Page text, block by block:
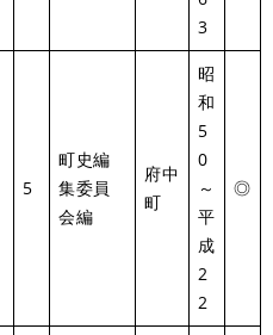
3
5
町史編
集委員
会編
府中
町
昭
和
5
0
～
平
成
2
2
◎